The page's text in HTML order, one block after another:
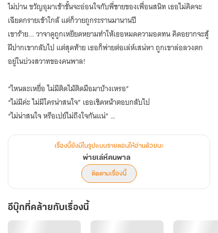
ไม่ปาน ขวัญอุมาเข้าขั้นจะอ่อนใจกับพี่ชายของเพื่อนสนิท เธอไม่คิดจะ
เฉียดกรายเข้าใกล้ แต่ก็วายถูกระรานมานานปี
เขาร้าย... วาจาดูถูกเหยียดหยามทำให้เธอหมดความอดทน คิดอยากจะสู้
ฝีปากเขากลับไป แต่สุดท้าย เธอก็พ่ายต่อเล่ห์เสน่หา ถูกเขาล่อลวงตก
อยู่ในบ่วงสวาทของคนพาล!
“ไหนละเหยื่อ ไม่มีติดไม้ติดมือมาบ้างเหรอ”
“ไม่มีค่ะ ไม่มีใครน่าสนใจ” เธอเชิดหน้าตอบกลับไป
“ไม่น่าสนใจ หรือเปย์ไม่ถึงใจกันแน่”
ขวัญอุมาหมดความอดทน เธอจึงงัดเอาไม้ตายสุดท้ายมาสู้ ในเมื่อเปลี่ยน
ความคิดร้ายๆ ของเขาไม่ได้ เธอก็เป็นผู้หญิงร้ายๆ แบบที่เขาอยากให้เป็น
ก็แล้วกัน ถึงตอนนี้เธอไม่มีอะไรจะเสียแล้ว
“เท่าไรว่ามา” ป๋าสายเปย์ใจถึงสอบถามราคา
“หนึ่งแสน”
“หึ ลีลาเด็ดคุ้มค่าตัวหรือเปล่า”
วาจาจาบจ้วงหยาบคายทำเอาน้ำตาคนฟังแทบร่วง แต่กระนั้นก็ยังยืนหยัด
เรื่องนี้ยังมีในรูปแบบรายตอนให้อ่านด้วยนะ
พ่ายเล่ห์คนพาล
ติดตามเรื่องนี้
อีบุ๊กที่คล้ายกับเรื่องนี้